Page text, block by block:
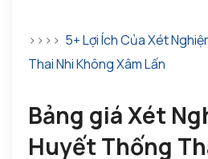
>>>> 5+ Lợi Ích Của Xét
Thai Nhi Không Xâm Lấn
Bảng giá Xét
Huyết Thống